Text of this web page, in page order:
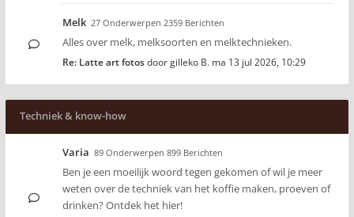
Melk 27 Onderwerpen 2359 Berichten
Alles over melk, melksoorten en melktechnieken.
Re: Latte art fotosdoorgilleko B. ma 13 jul 2026, 10:29
Techniek & know-how
Varia 89 Onderwerpen 899 Berichten
Ben je een moeilijk woord tegen gekomen of wil je meer
weten over de techniek van het koffie maken, proeven of
drinken? Ontdek het hier!